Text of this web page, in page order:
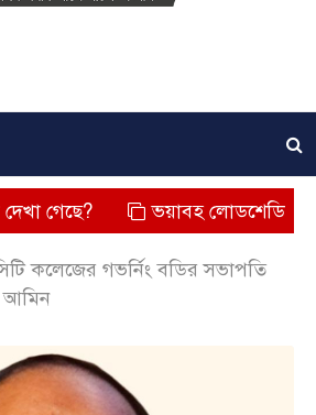
ভয়াবহ লোডশেডিং, বিদ্যুত –
কলেজের গভর্নিং বডির সভাপতি
আমিন